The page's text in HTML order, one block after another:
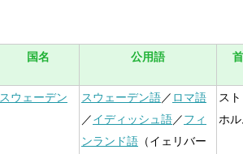
国名 公用語
スウェーデン スウェーデン語／ ロマ語
／イディッシュ語／フィ
ンランド語 （イェリバー
ス
ホ